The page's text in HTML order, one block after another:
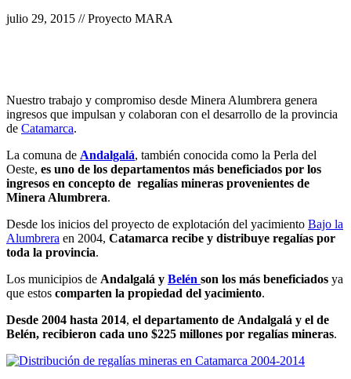
julio 29, 2015 // Proyecto MARA
Nuestro trabajo y compromiso desde Minera Alumbrera genera
ingresos que impulsan y colaboran con el desarrollo de la provincia
de Catamarca.
La comuna de Andalgalá, también conocida como la Perla del
Oeste, es uno de los departamentos más beneficiados por los
ingresos en concepto de regalías mineras provenientes de
Minera Alumbrera.
Desde los inicios del proyecto de explotación del yacimiento Bajo la
Alumbrera en 2004, Catamarca recibe y distribuye regalías por
toda la provincia.
Los municipios de Andalgalá y Belén son los más beneficiados ya
que estos comparten la propiedad del yacimiento.
Desde 2004 hasta 2014, el departamento de Andalgalá y el de
Belén, recibieron cada uno $225 millones por regalías mineras.